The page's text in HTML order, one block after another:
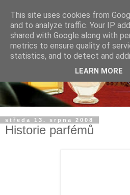
středa 13. srpna 2008
Historie parfémů
This site uses cookies from
and to analyze traffic. Your IP
shared with Google along with
metrics to ensure quality of
statistics, and to detect and
LEARN MORE